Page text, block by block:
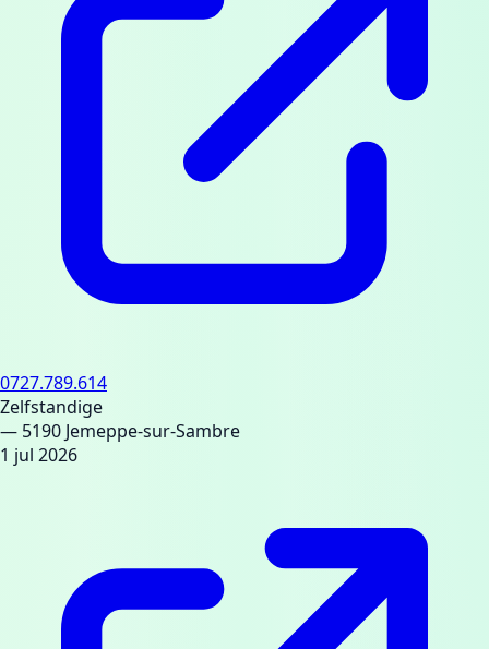
0727.789.614
Zelfstandige
— 5190 Jemeppe-sur-Sambre
1 jul 2026